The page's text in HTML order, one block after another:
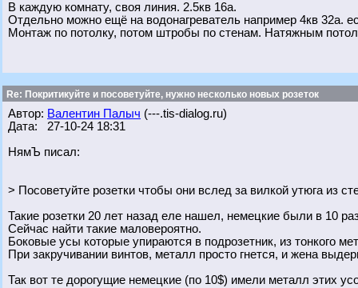
В каждую комнату, своя линия. 2.5кв 16а.
Отдельно можно ещё на водонагреватель например 4кв 32а.
Монтаж по потолку, потом штробы по стенам. Натяжным
Re: Покритикуйте и посоветуйте, нужно несколько новых розеток
Автор: Валентин Палыч (---.tis-dialog.ru)
Дата: 27-10-24 18:31
НямЪ писал:
> Посоветуйте розетки чтобы они вслед за вилкой утюга из
Такие розетки 20 лет назад еле нашел, немецкие были в 10
Сейчас найти такие маловероятно.
Боковые усы которые упираются в подрозетник, из тонкого
При закручивании винтов, металл просто гнется, и жена
Так вот те дорогущие немецкие (по 10$) имели металл этих